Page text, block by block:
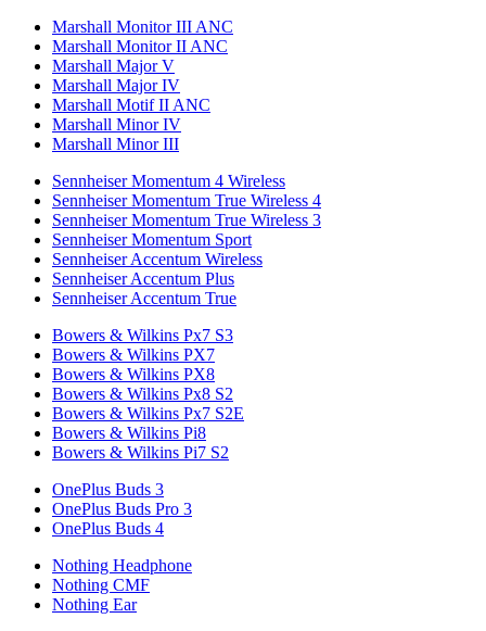
Marshall Monitor III ANC
Marshall Monitor II ANC
Marshall Major V
Marshall Major IV
Marshall Motif II ANC
Marshall Minor IV
Marshall Minor III
Sennheiser Momentum 4 Wireless
Sennheiser Momentum True Wireless 4
Sennheiser Momentum True Wireless 3
Sennheiser Momentum Sport
Sennheiser Accentum Wireless
Sennheiser Accentum Plus
Sennheiser Accentum True
Bowers & Wilkins Px7 S3
Bowers & Wilkins PX7
Bowers & Wilkins PX8
Bowers & Wilkins Px8 S2
Bowers & Wilkins Px7 S2E
Bowers & Wilkins Pi8
Bowers & Wilkins Pi7 S2
OnePlus Buds 3
OnePlus Buds Pro 3
OnePlus Buds 4
Nothing Headphone
Nothing CMF
Nothing Ear